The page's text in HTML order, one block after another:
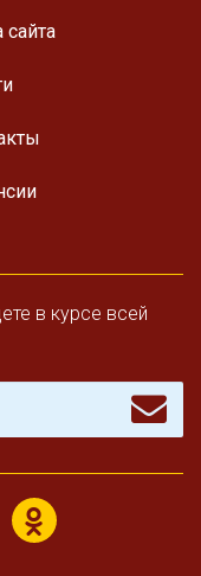
сайта
в курсе всей